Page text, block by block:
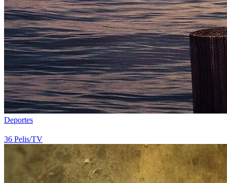
Deportes
36 Pelis/TV